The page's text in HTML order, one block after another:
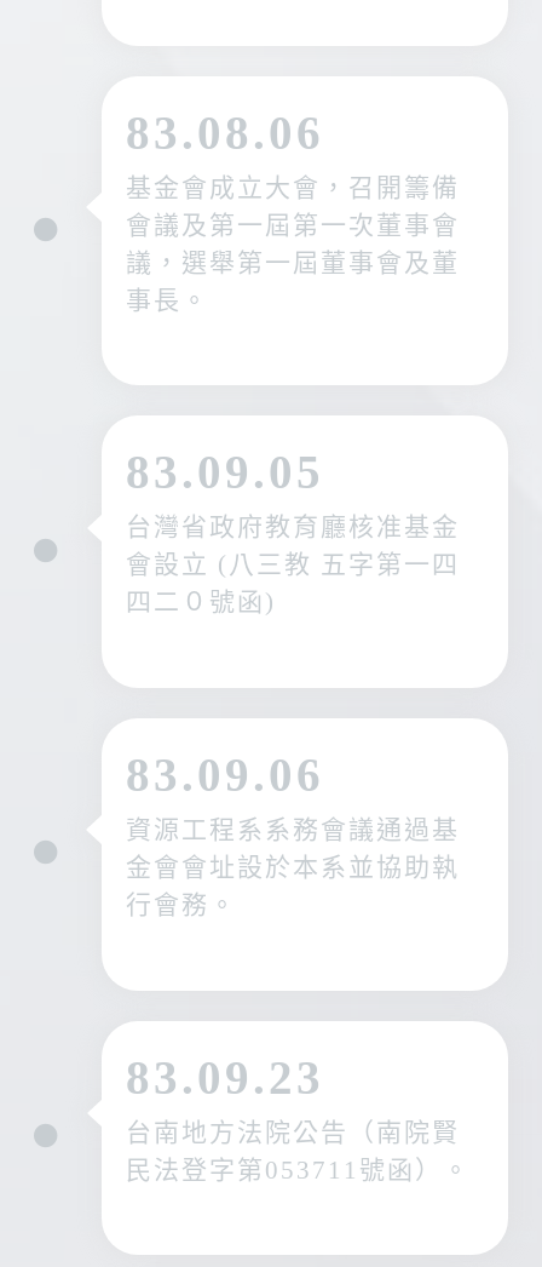
83.08.06
基金會成立大會，召開籌備
會議及第一屆第一次董事會
議，選舉第一屆董事會及董
事長。
83.09.05
台灣省政府教育廳核准基金
會設立 (八三教 五字第一四
四二０號函)
83.09.06
資源工程系系務會議通過基
金會會址設於本系並協助執
行會務。
83.09.23
台南地方法院公告（南院賢
民法登字第053711號函）。